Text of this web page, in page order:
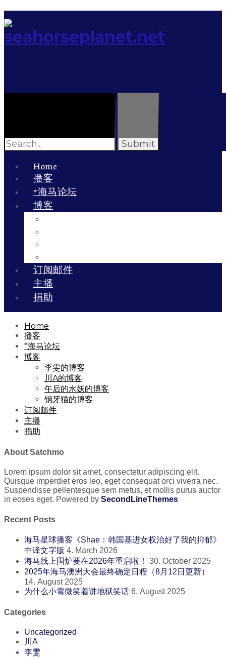
Home
播客
*海马论坛
博客
订阅邮件
主播
捐助
Home
播客
*海马论坛
博客
李雯的博客
川A的博客
午后的水妖的博客
钢牙猫的博客
订阅邮件
主播
捐助
About Satchmo
Lorem ipsum dolor sit amet, consectetur adipiscing elit.
Quisque imperdiet eros leo, eget consequat orci viverra nec.
Suspendisse pellentesque sem metus, et mollis purus auctor
in eoses eget. Powered by SecondLineThemes
Recent Posts
海马星球播客《Shae：韩国基进女权治好了我的抑郁》
中译文字版 4. March 2026
海马线上围炉要在2026年重启啦！
30. October 2025
2025年海马澳洲大会最终确定日程（8月12日更新）
14. August 2025
为什么小雪微笑着讲地狱笑话 6. August 2025
Categories
Uncategorized
川A
李雯